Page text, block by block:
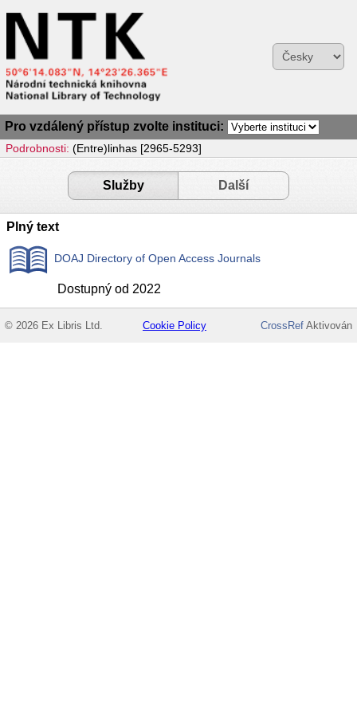
Pro vzdálený přístup zvolte instituci:
Podrobnosti: (Entre)linhas [2965-5293]
Služby Další
Plný text
DOAJ Directory of Open Access Journals
Dostupný od 2022
© 2026 Ex Libris Ltd. Cookie Policy CrossRefAktivován